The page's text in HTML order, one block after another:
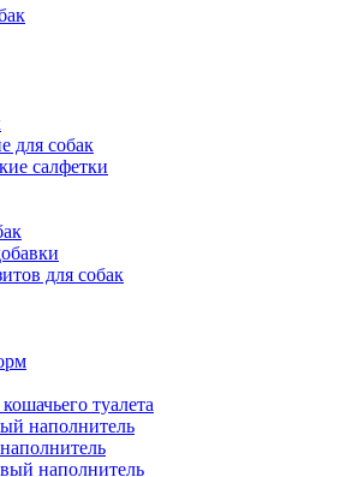
для собак
салфетки
для собак
туалета
наполнитель
наполнитель